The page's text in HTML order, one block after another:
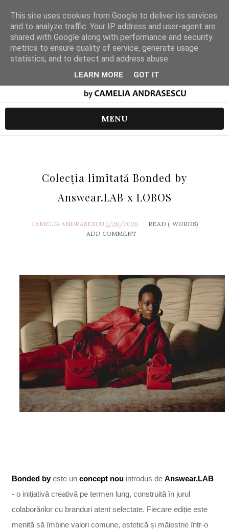
MENU
Colecția limitată Bonded by
Answear.LAB x LOBOS
CAMELIA ANDRASESCU 1/26/2026 READ ( WORDS)
ADD COMMENT
Bonded byeste unconcept nou introdus deAnswear.LAB
- o inițiativă creativă pe termen lung, construită în jurul
colaborărilor cu branduri atent selectate. Fiecare ediție este
menită să îmbine valori comune, estetică și măiestrie într-o
This site uses cookies from Google to deliver its services
and to analyze traffic. Your IP address and user-agent are
shared with Google along with performance and security
metrics to ensure quality of service, generate usage
statistics, and to detect and address abuse.
LEARN MORE GOT IT